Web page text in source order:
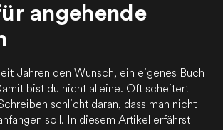
angehende
Jahren den Wunsch, ein eigenes Buch
bist du nicht alleine. Oft scheitert
schlicht daran, dass man nicht
soll. In diesem Artikel erfährst